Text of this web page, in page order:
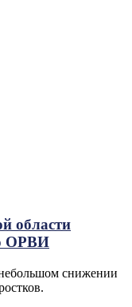
области
ОРВИ
снижении